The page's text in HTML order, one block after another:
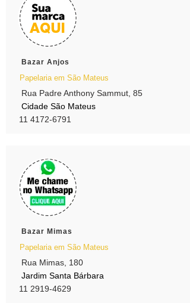
Bazar Anjos
Papelaria em São Mateus
Rua Padre Anthony Sammut, 85
Cidade São Mateus
11 4172-6791
Bazar Mimas
Papelaria em São Mateus
Rua Mimas, 180
Jardim Santa Bárbara
11 2919-4629